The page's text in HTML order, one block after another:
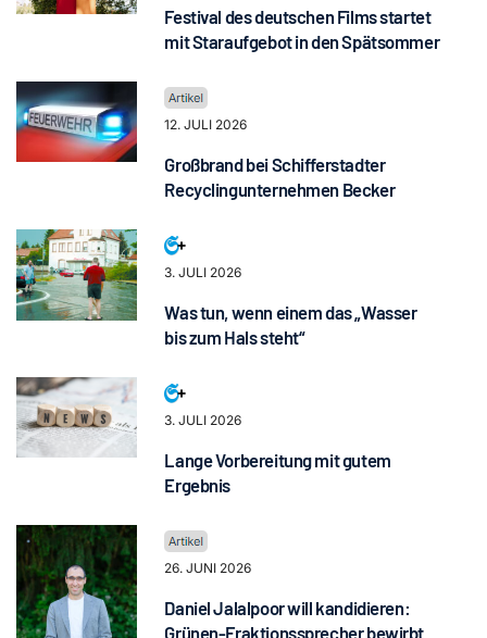
Festival des deutschen Films startet
mit Staraufgebot in den Spätsommer
12. JULI 2026
Großbrand bei Schifferstadter
Recyclingunternehmen Becker
3. JULI 2026
Was tun, wenn einem das „Wasser
bis zum Hals steht“
3. JULI 2026
Lange Vorbereitung mit gutem
Ergebnis
26. JUNI 2026
Daniel Jalalpoor will kandidieren:
Grünen-Fraktionssprecher bewirbt